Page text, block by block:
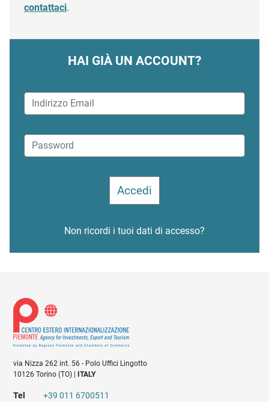
contattaci.
HAI GIÀ UN ACCOUNT?
Non ricordi i tuoi dati di accesso?
via Nizza 262 int. 56 - Polo Uffici Lingotto
10126 Torino (TO) |ITALY
Tel
+39 011 6700511